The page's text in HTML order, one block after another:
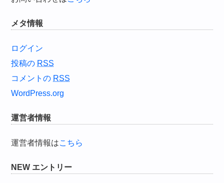
メタ情報
ログイン
投稿の RSS
コメントの RSS
WordPress.org
運営者情報
運営者情報はこちら
NEW エントリー